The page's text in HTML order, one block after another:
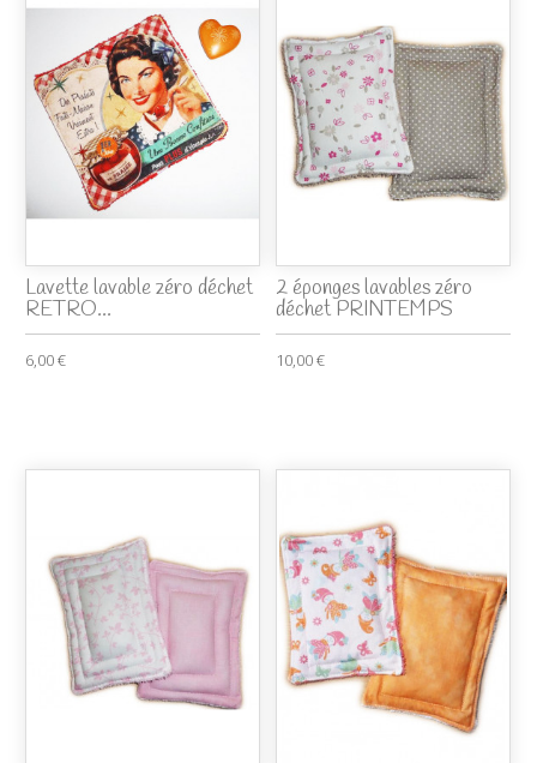
Lavette lavable zéro déchet
RETRO...
6,00 €
2 éponges lavables zéro
déchet PRINTEMPS
10,00 €